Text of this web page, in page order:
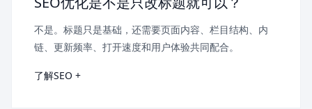
不是。标题只是基础，还需要页面内容、栏目结构、内
链、更新频率、打开速度和用户体验共同配合。
了解SEO +